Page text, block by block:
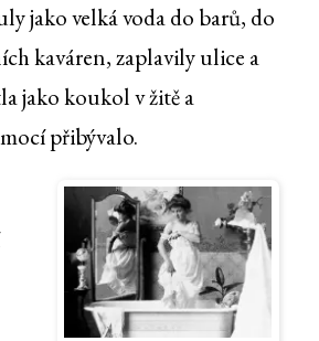
jako velká voda do barů, do
kaváren, zaplavily ulice a
jako koukol v žitě a
přibývalo.